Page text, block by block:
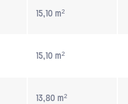
15,10 m²
15,10 m²
13,80 m²